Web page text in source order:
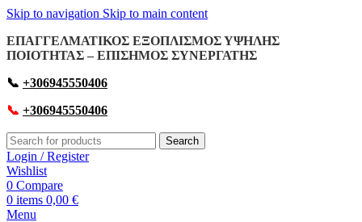
Skip to navigation Skip to main content
ΕΠΑΓΓΕΛΜΑΤΙΚΟΣ ΕΞΟΠΛΙΣΜΟΣ ΥΨΗΛΗΣ
ΠΟΙΟΤΗΤΑΣ – ΕΠΙΣΗΜΟΣ ΣΥΝΕΡΓΑΤΗΣ
📞 +306945550406
📞 +306945550406
Search
Login / Register
Wishlist
0 Compare
0 items 0,00 €
Menu